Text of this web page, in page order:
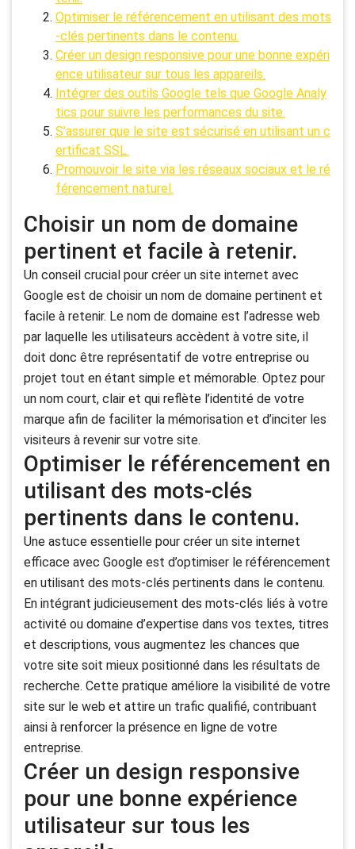
Optimiser le référencement en utilisant des mots
-clés pertinents dans le contenu.
Créer un design responsive pour une bonne expéri
ence utilisateur sur tous les appareils.
Intégrer des outils Google tels que Google Analy
tics pour suivre les performances du site.
S’assurer que le site est sécurisé en utilisant un c
ertificat SSL.
Promouvoir le site via les réseaux sociaux et le ré
férencement naturel.
Choisir un nom de domaine
pertinent et facile à retenir.
Un conseil crucial pour créer un site internet avec
Google est de choisir un nom de domaine pertinent et
facile à retenir. Le nom de domaine est l’adresse web
par laquelle les utilisateurs accèdent à votre site, il
doit donc être représentatif de votre entreprise ou
projet tout en étant simple et mémorable. Optez pour
un nom court, clair et qui reflète l’identité de votre
marque afin de faciliter la mémorisation et d’inciter les
visiteurs à revenir sur votre site.
Optimiser le référencement en
utilisant des mots-clés
pertinents dans le contenu.
Une astuce essentielle pour créer un site internet
efficace avec Google est d’optimiser le référencement
en utilisant des mots-clés pertinents dans le contenu.
En intégrant judicieusement des mots-clés liés à votre
activité ou domaine d’expertise dans vos textes, titres
et descriptions, vous augmentez les chances que
votre site soit mieux positionné dans les résultats de
recherche. Cette pratique améliore la visibilité de votre
site sur le web et attire un trafic qualifié, contribuant
ainsi à renforcer la présence en ligne de votre
entreprise.
Créer un design responsive
pour une bonne expérience
utilisateur sur tous les